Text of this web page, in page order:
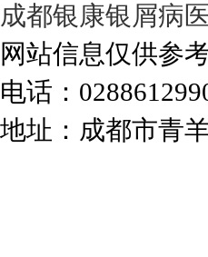
成都银康银屑病
网站信息仅供参
电话：
地址：成都市青